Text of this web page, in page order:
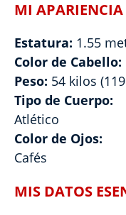
MI APARIENCIA
Estatura: 1.55
Color de Cabello:
Peso: 54 kilos
Tipo de Cuerpo:
Atlético
Color de Ojos:
Cafés
MIS DATOS